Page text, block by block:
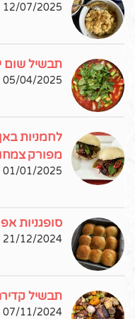
12/07/2025
תבשיל שום
05/04/2025
לחמניות
מפורק
01/01/2025
סופגניות
21/12/2024
תבשיל קדירה
07/11/2024